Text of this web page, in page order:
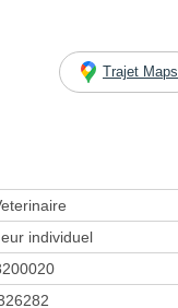
Trajet Maps
individuel